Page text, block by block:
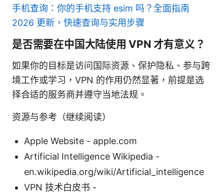
手机查询：你的手机支持 esim 吗？全面指南
2026 更新，快速查询与实用步骤
是否需要在中国大陆使用 VPN 才有意义？
如果你的目标是访问国际资源、保护隐私、参与跨
境工作或学习，VPN 的作用仍然显著，前提是选
择合适的服务商并遵守当地法规。
资源与参考（继续阅读）
Apple Website - apple.com
Artificial Intelligence Wikipedia -
en.wikipedia.org/wiki/Artificial_intelligence
VPN 技术白皮书 -